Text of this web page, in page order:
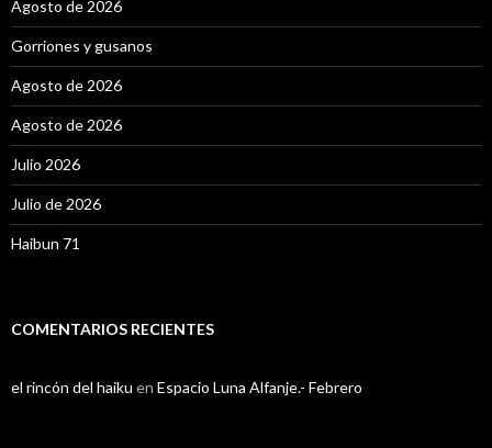
Agosto de 2026
Gorriones y gusanos
Agosto de 2026
Agosto de 2026
Julio 2026
Julio de 2026
Haibun 71
COMENTARIOS RECIENTES
el rincón del haiku en Espacio Luna Alfanje.- Febrero